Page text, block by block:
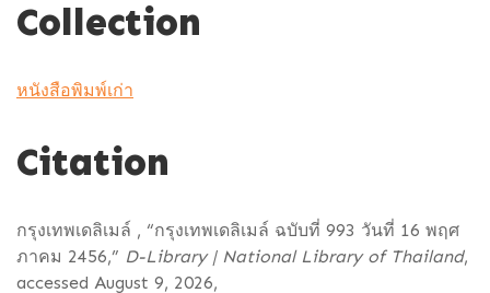
Collection
หนังสือพิมพ์เก่า
Citation
กรุงเทพเดลิเมล์ , “กรุงเทพเดลิเมล์ ฉบับที่ 993 วันที่ 16 พฤศ
ภาคม 2456,” D-Library | National Library of Thailand,
accessed August 9, 2026,